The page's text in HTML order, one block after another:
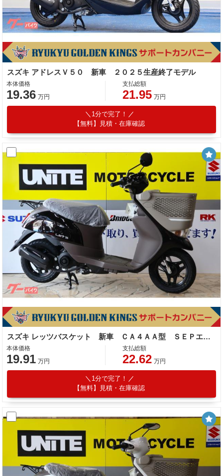
スズキ アドレスＶ５０ 新車 ２０２５生産終了モデル
本体価格
19.36 万円
支払総額
21.95 万円
1分で完了！
【無料】見積・在庫確認
スズキ レッツバスケット 新車 ＣＡ４ＡＡ型 ＳＥＰエンジン
本体価格
19.91 万円
支払総額
22.62 万円
1分で完了！
【無料】見積・在庫確認